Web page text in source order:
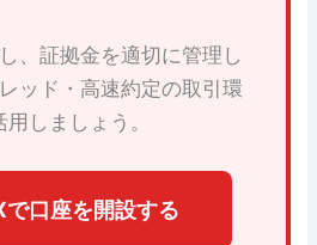
、証拠金を適切に管理し
ッド・高速約定の取引環
しましょう。
口座を開設する